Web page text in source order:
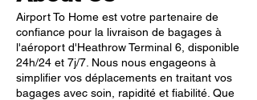
Airport To Home est votre partenaire de
confiance pour la livraison de bagages à
l'aéroport d'Heathrow Terminal 6, disponible
24h/24 et 7j/7. Nous nous engageons à
simplifier vos déplacements en traitant vos
bagages avec soin, rapidité et fiabilité. Que